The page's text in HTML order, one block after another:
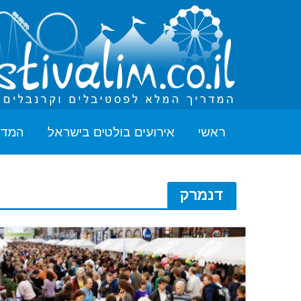
ראשי אירועים בולטים בישראל
דנמרק